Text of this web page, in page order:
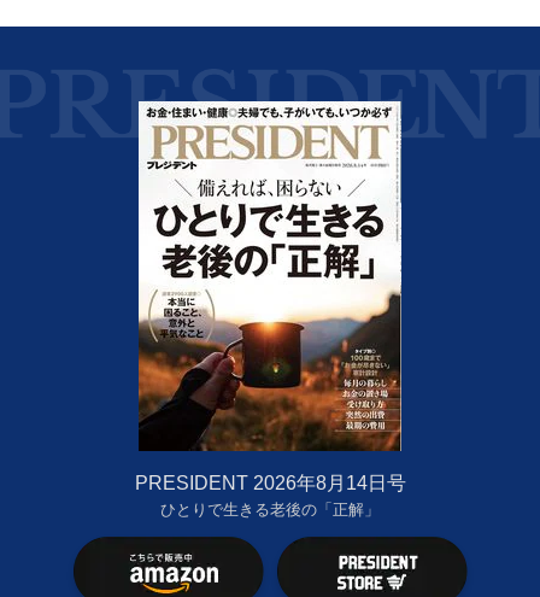
PRESIDENT 2026年8月14日号
ひとりで生きる老後の「正解」